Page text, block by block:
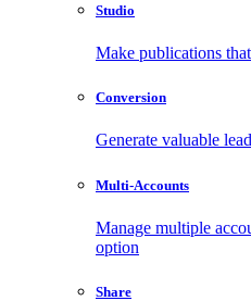
Studio
Make publications
Conversion
Generate valuable
Multi-Accounts
Manage multiple
option
Share